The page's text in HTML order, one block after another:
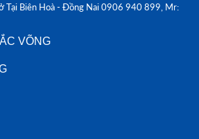
Tại Biên Hoà - Đồng Nai 0906 940 899, Mr:
VÕNG